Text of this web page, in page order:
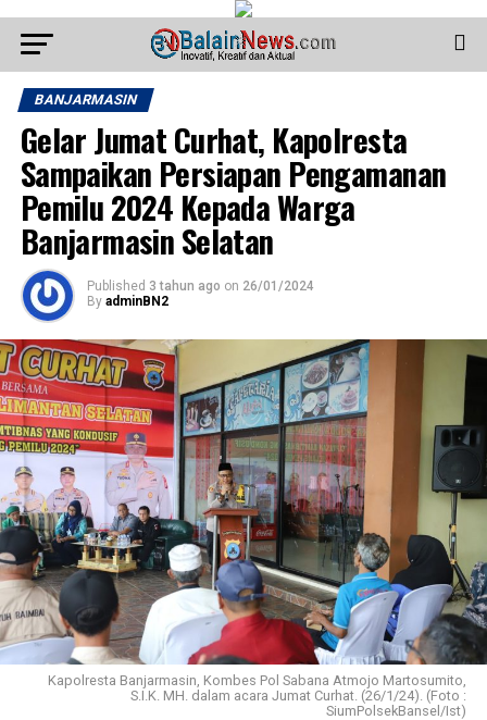
BANJARMASIN
Gelar Jumat Curhat, Kapolresta
Sampaikan Persiapan Pengamanan
Pemilu 2024 Kepada Warga
Banjarmasin Selatan
Published 3 tahun ago on 26/01/2024
By adminBN2
Kapolresta Banjarmasin, Kombes Pol Sabana Atmojo Martosumito,
S.I.K. MH. dalam acara Jumat Curhat. (26/1/24). (Foto :
SiumPolsekBansel/Ist)